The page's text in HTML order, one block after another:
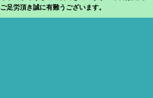
足労頂き誠に有難うございます。